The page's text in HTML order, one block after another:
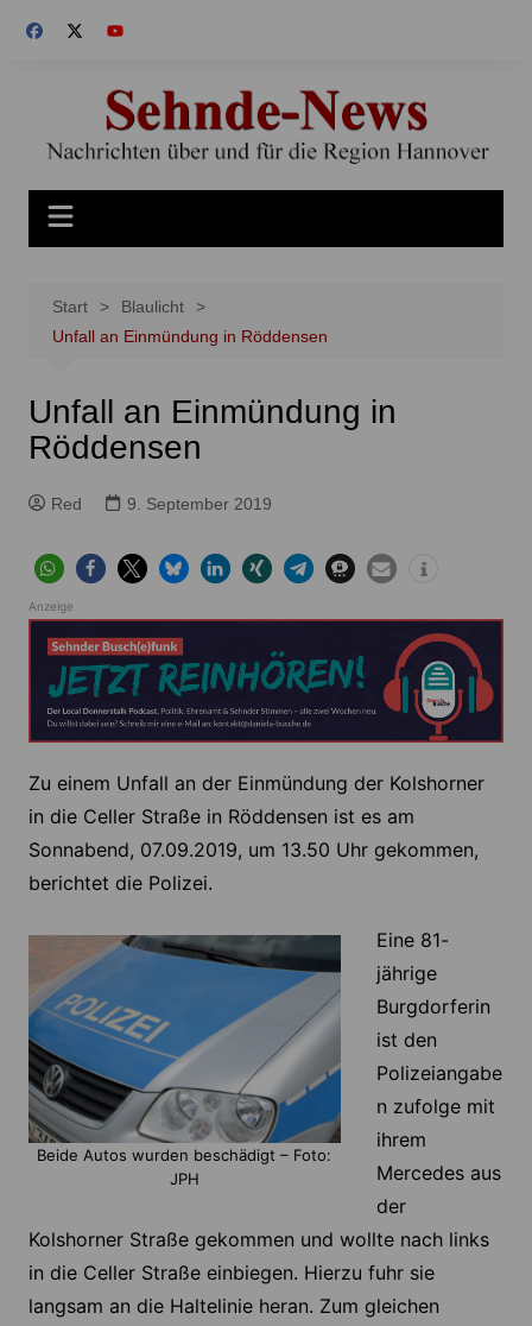
Inhalt
Start
Blaulicht
Unfall an Einmündung in Röddensen
Unfall an Einmündung in
Röddensen
Red 9. September 2019
Anzeige
Zu einem Unfall an der Einmündung der Kolshorner
in die Celler Straße in Röddensen ist es am
Sonnabend, 07.09.2019, um 13.50 Uhr gekommen,
berichtet die Polizei.
Beide Autos wurden beschädigt – Foto:
JPH
Eine 81-
jährige
Burgdorferin
ist den
Polizeiangabe
n zufolge mit
ihrem
Mercedes aus
der
Kolshorner Straße gekommen und wollte nach links
in die Celler Straße einbiegen. Hierzu fuhr sie
langsam an die Haltelinie heran. Zum gleichen